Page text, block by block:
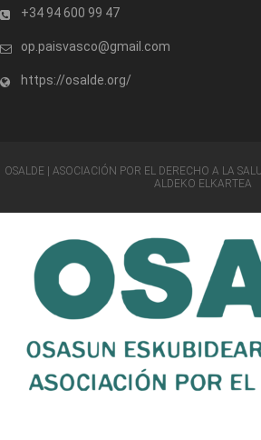
+34 94 600 99 47
op.paisvasco@gmail.com
https://osalde.org/
OSALDE | ASOCIACIÓN POR EL DERECHO A LA
ALDEKO ELKARTEA